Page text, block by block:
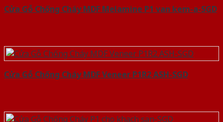
Cửa Gỗ Chống Cháy MDF Melamine P1 van kem-a-SGD
Cửa Gỗ Chống Cháy MDF Veneer P1R2 ASH-SGD